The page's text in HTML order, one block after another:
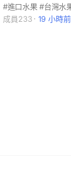
成員233
19 小時前